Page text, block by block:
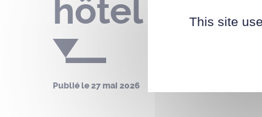
hôtel de
Publié le27 mai 2026
This site